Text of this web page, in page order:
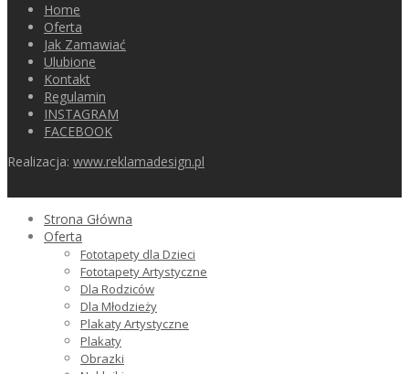
Home
Oferta
Jak Zamawiać
Ulubione
Kontakt
Regulamin
INSTAGRAM
FACEBOOK
Realizacja: www.reklamadesign.pl
Strona Główna
Oferta
Fototapety dla Dzieci
Fototapety Artystyczne
Dla Rodziców
Dla Młodzieży
Plakaty Artystyczne
Plakaty
Obrazki